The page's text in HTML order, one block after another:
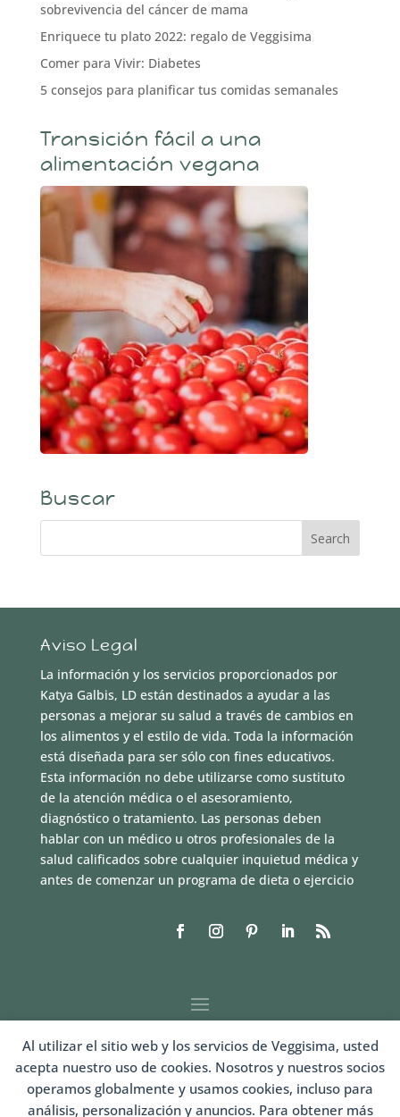
Al utilizar el sitio web y los servicios de Veggisima, usted
acepta nuestro uso de cookies. Nosotros y nuestros socios
operamos globalmente y usamos cookies, incluso para
análisis, personalización y anuncios. Para obtener más
sobrevivencia del cáncer de mama
Enriquece tu plato 2022: regalo de Veggisima
Comer para Vivir: Diabetes
5 consejos para planificar tus comidas semanales
Transición fácil a una
alimentación vegana
Buscar
Aviso Legal
La información y los servicios proporcionados por
Katya Galbis, LD están destinados a ayudar a las
personas a mejorar su salud a través de cambios en
los alimentos y el estilo de vida. Toda la información
está diseñada para ser sólo con fines educativos.
Esta información no debe utilizarse como sustituto
de la atención médica o el asesoramiento,
diagnóstico o tratamiento. Las personas deben
hablar con un médico u otros profesionales de la
salud calificados sobre cualquier inquietud médica y
antes de comenzar un programa de dieta o ejercicio